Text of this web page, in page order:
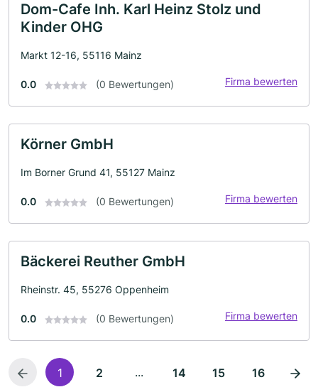
Dom-Cafe Inh. Karl Heinz Stolz und
Kinder OHG
Markt 12-16, 55116 Mainz
0.0 (0 Bewertungen) Firma bewerten
Körner GmbH
Im Borner Grund 41, 55127 Mainz
0.0 (0 Bewertungen) Firma bewerten
Bäckerei Reuther GmbH
Rheinstr. 45, 55276 Oppenheim
0.0 (0 Bewertungen) Firma bewerten
1 2 ... 14 15 16